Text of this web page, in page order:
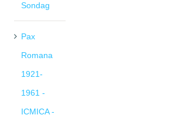
Sondag
Pax
Romana
1921-
1961 -
ICMICA -